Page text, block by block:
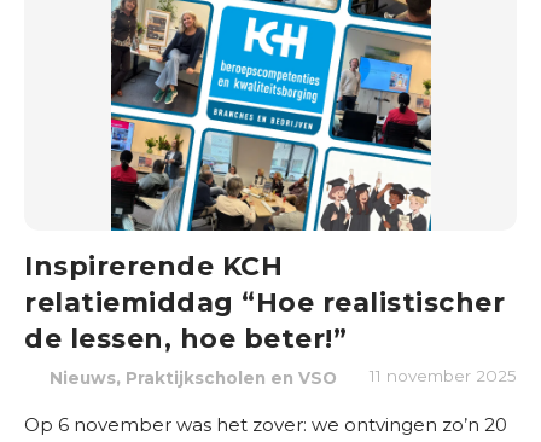
Inspirerende KCH
relatiemiddag “Hoe realistischer
de lessen, hoe beter!”
Nieuws, Praktijkscholen en VSO 11 november 2025
Op 6 november was het zover: we ontvingen zo’n 20